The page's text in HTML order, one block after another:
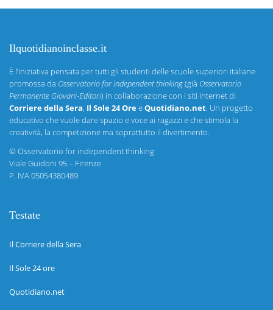
Ilquotidianoinclasse.it
È l’iniziativa pensata per tutti gli studenti delle scuole superiori italiane
promossa da Osservatorio for independent thinking(già Osservatorio
Permanente Giovani-Editori) in collaborazione con i siti internet di
Corriere della Sera, Il Sole 24 OreeQuotidiano.net. Un progetto
educativo che vuole dare spazio e voce ai ragazzi e che stimola la
creatività, la competizione ma soprattutto il divertimento.
©Osservatorio for independent thinking
Viale Guidoni 95 – Firenze
P. IVA 05054380489
Testate
Il Corriere della Sera
Il Sole 24 ore
Quotidiano.net